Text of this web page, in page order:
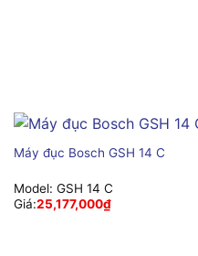
Máy đục Bosch GSH 14 C
Model: GSH 14 C
Giá:25,177,000₫